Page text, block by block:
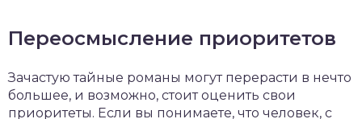
Переосмысление приоритетов
Зачастую тайные романы могут перерасти в нечто
большее, и возможно, стоит оценить свои
приоритеты. Если вы понимаете, что человек, с